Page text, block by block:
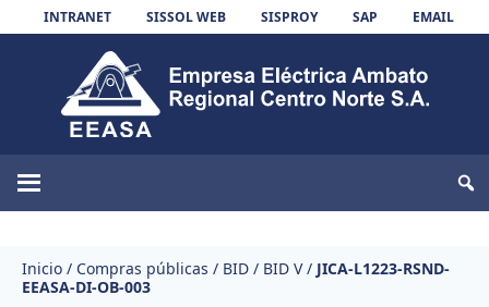
Skip to content
INTRANET SISSOL WEB SISPROY SAP EMAIL
EEASA
Inicio / Compras públicas / BID / BID V/ JICA-L1223-RSND-
EEASA-DI-OB-003